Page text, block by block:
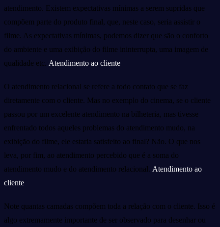
atendimento. Existem expectativas mínimas a serem supridas que
compõem parte do produto final, que, neste caso, seria assistir o
filme. As expectativas mínimas, podemos dizer que são o conforto
do ambiente e uma exibição do filme ininterrupta, uma imagem de
qualidade etc. Atendimento ao cliente
O atendimento relacional se refere a todo contato que se faz
diretamente com o cliente. Mas no exemplo do cinema, se o cliente
passou por um excelente atendimento na bilheteria, mas tivesse
enfrentado todos aqueles problemas do atendimento mudo, na
exibição do filme, ele estaria satisfeito ao final? Não. O que nos
leva, por fim, ao atendimento percebido que é a soma do
atendimento mudo e do atendimento relacional. Atendimento ao
cliente
Note quantas camadas compõem toda a relação com o cliente. Isso é
algo extremamente importante de ser observado para desenhar ou